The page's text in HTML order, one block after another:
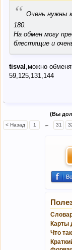
“ Очень нужны
180.
На обмен могу
блестящие и
tisval ,можно
59,125,131,144
(Вы
< Назад 1 ← 31
Карты
Что